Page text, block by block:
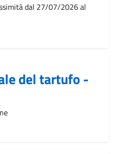
dal 27/07/2026 al
del tartufo -